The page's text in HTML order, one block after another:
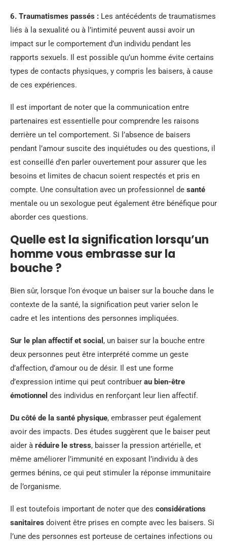
6. Traumatismes passés : Les antécédents de traumatismes
liés à la sexualité ou à l’intimité peuvent aussi avoir un
impact sur le comportement d’un individu pendant les
rapports sexuels. Il est possible qu’un homme évite certains
types de contacts physiques, y compris les baisers, à cause
de ces expériences.
Il est important de noter que la communication entre
partenaires est essentielle pour comprendre les raisons
derrière un tel comportement. Si l’absence de baisers
pendant l’amour suscite des inquiétudes ou des questions, il
est conseillé d’en parler ouvertement pour assurer que les
besoins et limites de chacun soient respectés et pris en
compte. Une consultation avec un professionnel de santé
mentale ou un sexologue peut également être bénéfique pour
aborder ces questions.
Quelle est la signification lorsqu’un
homme vous embrasse sur la
bouche ?
Bien sûr, lorsque l’on évoque un baiser sur la bouche dans le
contexte de la santé, la signification peut varier selon le
cadre et les intentions des personnes impliquées.
Sur le plan affectif et social , un baiser sur la bouche entre
deux personnes peut être interprété comme un geste
d’affection, d’amour ou de désir. Il est une forme
d’expression intime qui peut contribuer au bien-être
émotionnel des individus en renforçant leur lien affectif.
Du côté de la santé physique, embrasser peut également
avoir des impacts. Des études suggèrent que le baiser peut
aider à réduire le stress, baisser la pression artérielle, et
même améliorer l’immunité en exposant l’individu à des
germes bénins, ce qui peut stimuler la réponse immunitaire
de l’organisme.
Il est toutefois important de noter que des considérations
sanitaires doivent être prises en compte avec les baisers. Si
l’une des personnes est porteuse de certaines infections ou